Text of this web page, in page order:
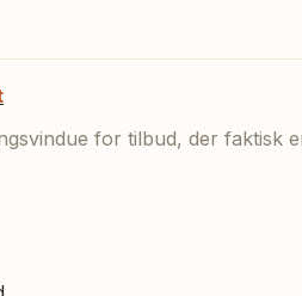
for tilbud, der